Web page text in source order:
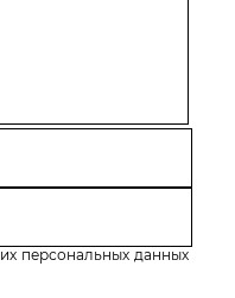
персональных данных